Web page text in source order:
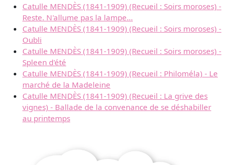
Catulle MENDÈS (1841-1909) (Recueil : Soirs moroses) -
Reste. N'allume pas la lampe...
Catulle MENDÈS (1841-1909) (Recueil : Soirs moroses) -
Oubli
Catulle MENDÈS (1841-1909) (Recueil : Soirs moroses) -
Spleen d'été
Catulle MENDÈS (1841-1909) (Recueil : Philoméla) - Le
marché de la Madeleine
Catulle MENDÈS (1841-1909) (Recueil : La grive des
vignes) - Ballade de la convenance de se déshabiller
au printemps